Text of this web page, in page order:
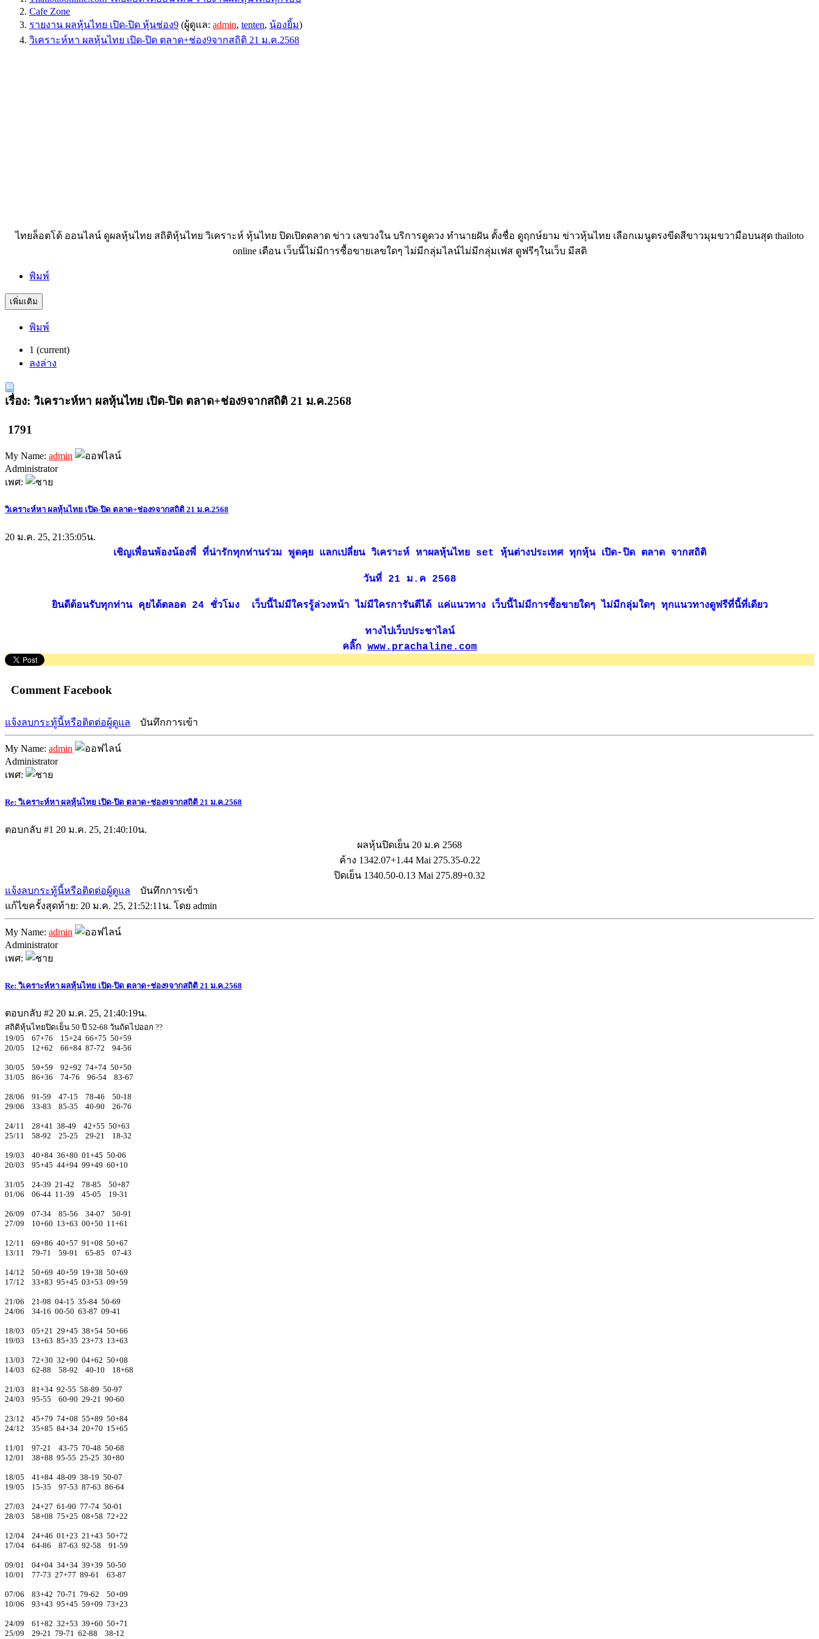
Cafe Zone
รายงาน ผลหุ้นไทย เปิด-ปิด หุ้นช่อง9 (ผู้ดูแล: admin, tenten, น้องยิ้ม)
วิเคราะห์หา ผลหุ้นไทย เปิด-ปิด ตลาด+ช่อง9จากสถิติ 21 ม.ค.2568
ไทยล็อตโต้ ออนไลน์ ดูผลหุ้นไทย สถิติหุ้นไทย วิเคราะห์ หุ้นไทย ปิดเปิดตลาด ข่าว เลขวงใน บริการดูดวง ทำนายฝัน ตั้งชื่อ ดูฤกษ์ยาม ข่าวหุ้นไทย เลือกเมนูตรงขีดสีขาวมุมขวามือบนสุด thailoto
online เตือน เว็บนี้ไม่มีการซื้อขายเลขใดๆ ไม่มีกลุ่มไลน์ไม่มีกลุ่มเฟส ดูฟรีๆในเว็บ มีสติ
พิมพ์
เพิ่มเติม
พิมพ์
1 (current)
ลงล่าง
เรื่อง: วิเคราะห์หา ผลหุ้นไทย เปิด-ปิด ตลาด+ช่อง9จากสถิติ 21 ม.ค.2568
1791
My Name: admin
Administrator
เพศ:
วิเคราะห์หา ผลหุ้นไทย เปิด-ปิด ตลาด+ช่อง9จากสถิติ 21 ม.ค.2568
20 ม.ค. 25, 21:35:05น.
เชิญเพื่อนพ้องน้องพี่ ที่น่ารักทุกท่านร่วม พูดคุย แลกเปลี่ยน วิเคราะห์ หาผลหุ้นไทย set หุ้นต่างประเทศ ทุกหุ้น เปิด-ปิด ตลาด จากสถิติ
วันที่ 21 ม.ค 2568
ยินดีต้อนรับทุกท่าน คุยได้ตลอด 24 ชั่วโมง เว็บนี้ไม่มีใครรู้ล่วงหน้า ไม่มีใครการันตีได้ แค่แนวทาง เว็บนี้ไม่มีการซื้อขายใดๆ ไม่มีกลุ่มใดๆ ทุกแนวทางดูฟรีที่นี้ที่เดียว
ทางไปเว็บประชาไลน์
คลิ๊ก www.prachaline.com
Comment Facebook
แจ้งลบกระทู้นี้หรือติดต่อผู้ดูแล บันทึกการเข้า
My Name: admin
Administrator
เพศ:
Re: วิเคราะห์หา ผลหุ้นไทย เปิด-ปิด ตลาด+ช่อง9จากสถิติ 21 ม.ค.2568
ตอบกลับ #1 20 ม.ค. 25, 21:40:10น.
ผลหุ้นปิดเย็น 20 ม.ค 2568
ค้าง 1342.07+1.44 Mai 275.35-0.22
ปิดเย็น 1340.50-0.13 Mai 275.89+0.32
แจ้งลบกระทู้นี้หรือติดต่อผู้ดูแล
บันทึกการเข้า
แก้ไขครั้งสุดท้าย: 20 ม.ค. 25, 21:52:11น. โดย admin
My Name: admin
Administrator
เพศ:
Re: วิเคราะห์หา ผลหุ้นไทย เปิด-ปิด ตลาด+ช่อง9จากสถิติ 21 ม.ค.2568
ตอบกลับ #2 20 ม.ค. 25, 21:40:19น.
สถิติหุ้นไทยปิดเย็น 50 ปี 52-68 วันถัดไปออก ??
19/05 67+76 15+24 66+75 50+59
20/05 12+62 66+84 87-72 94-56
30/05 59+59 92+92 74+74 50+50
31/05 86+36 74-76 96-54 83-67
28/06 91-59 47-15 78-46 50-18
29/06 33-83 85-35 40-90 26-76
24/11 28+41 38-49 42+55 50+63
25/11 58-92 25-25 29-21 18-32
19/03 40+84 36+80 01+45 50-06
20/03 95+45 44+94 99+49 60+10
31/05 24-39 21-42 78-85 50+87
01/06 06-44 11-39 45-05 19-31
26/09 07-34 85-56 34-07 50-91
27/09 10+60 13+63 00+50 11+61
12/11 69+86 40+57 91+08 50+67
13/11 79-71 59-91 65-85 07-43
14/12 50+69 40+59 19+38 50+69
17/12 33+83 95+45 03+53 09+59
21/06 21-98 04-15 35-84 50-69
24/06 34-16 00-50 63-87 09-41
18/03 05+21 29+45 38+54 50+66
19/03 13+63 85+35 23+73 13+63
13/03 72+30 32+90 04+62 50+08
14/03 62-88 58-92 40-10 18+68
21/03 81+34 92-55 58-89 50-97
24/03 95-55 60-90 29-21 90-60
23/12 45+79 74+08 55+89 50+84
24/12 35+85 84+34 20+70 15+65
11/01 97-21 43-75 70-48 50-68
12/01 38+88 95-55 25-25 30+80
18/05 41+84 48-09 38-19 50-07
19/05 15-35 97-53 87-63 86-64
27/03 24+27 61-90 77-74 50-01
28/03 58+08 75+25 08+58 72+22
12/04 24+46 01+23 21+43 50+72
17/04 64-86 87-63 92-58 91-59
09/01 04+04 34+34 39+39 50-50
10/01 77-73 27+77 89-61 63-87
07/06 83+42 70-71 79-62 50+09
10/06 93+43 95+45 59+09 73+23
24/09 61+82 32+53 39+60 50+71
25/09 29-21 79-71 62-88 38-12